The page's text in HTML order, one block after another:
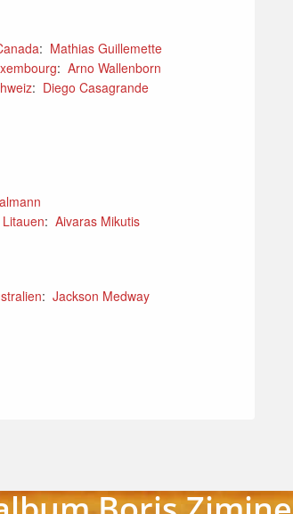
: Mathias Guillemette
: Arno Wallenborn
: Diego Casagrande
: Aivaras Mikutis
: Jackson Medway